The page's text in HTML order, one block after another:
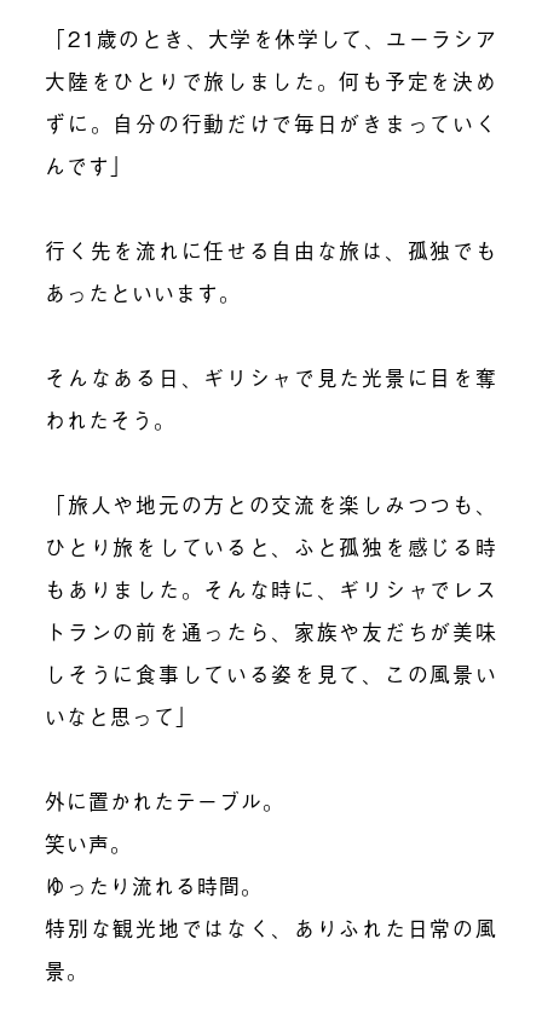
「21歳のとき、大学を休学して、ユーラシア
大陸をひとりで旅しました。何も予定を決め
ずに。自分の行動だけで毎日がきまっていく
んです」
行く先を流れに任せる自由な旅は、孤独でも
あったといいます。
そんなある日、ギリシャで見た光景に目を奪
われたそう。
「旅人や地元の方との交流を楽しみつつも、
ひとり旅をしていると、ふと孤独を感じる時
もありました。そんな時に、ギリシャでレス
トランの前を通ったら、家族や友だちが美味
しそうに食事している姿を見て、この風景い
いなと思って」
外に置かれたテーブル。
笑い声。
ゆったり流れる時間。
特別な観光地ではなく、ありふれた日常の風
景。